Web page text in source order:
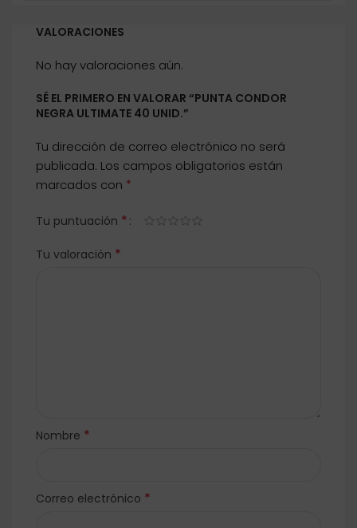
VALORACIONES
No hay valoraciones aún.
SÉ EL PRIMERO EN VALORAR “PUNTA CONDOR
NEGRA ULTIMATE 40 UNID.”
Tu dirección de correo electrónico no será
publicada. Los campos obligatorios están
marcados con *
Tu puntuación *
Tu valoración *
Nombre *
Correo electrónico *